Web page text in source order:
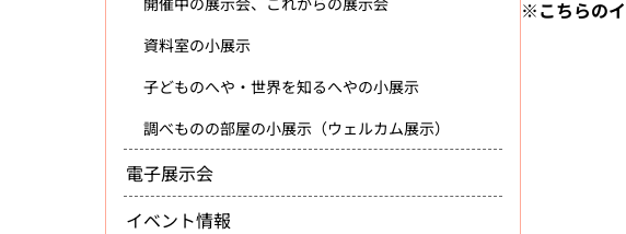
※こちらのイ
資料室の小展示
子どものへや・世界を知るへやの小展示
調べものの部屋の小展示（ウェルカム展示）
電子展示会
イベント情報